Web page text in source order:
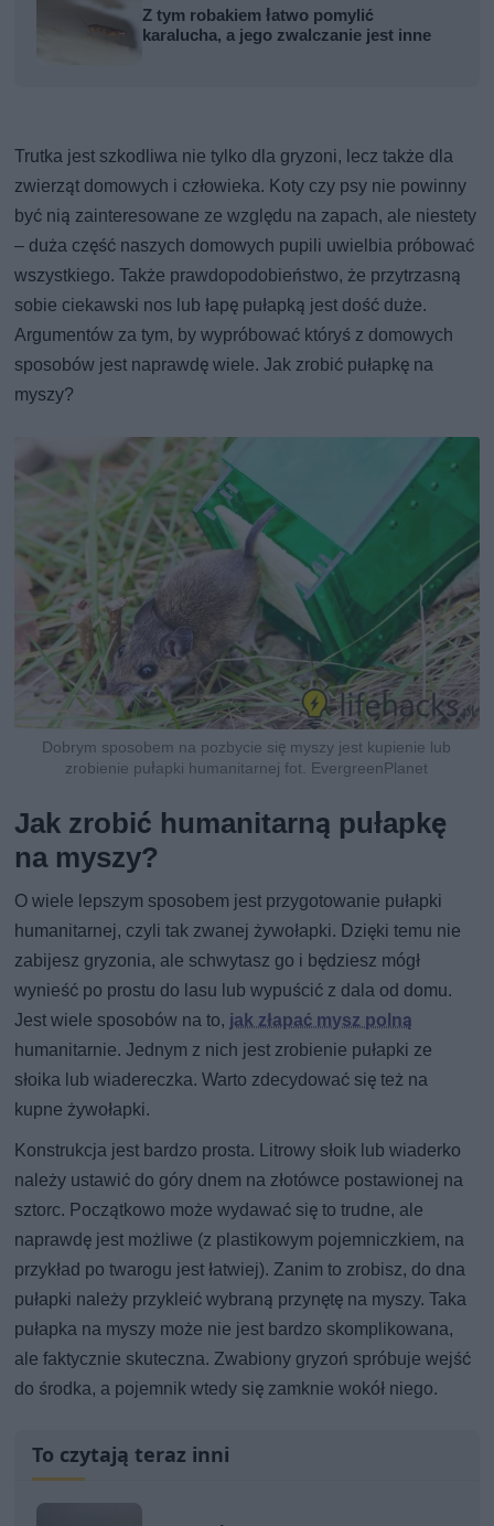
Z tym robakiem łatwo pomylić
karalucha, a jego zwalczanie jest inne
Trutka jest szkodliwa nie tylko dla gryzoni, lecz także dla
zwierząt domowych i człowieka. Koty czy psy nie powinny
być nią zainteresowane ze względu na zapach, ale niestety
– duża część naszych domowych pupili uwielbia próbować
wszystkiego. Także prawdopodobieństwo, że przytrzasną
sobie ciekawski nos lub łapę pułapką jest dość duże.
Argumentów za tym, by wypróbować któryś z domowych
sposobów jest naprawdę wiele. Jak zrobić pułapkę na
myszy?
Dobrym sposobem na pozbycie się myszy jest kupienie lub
zrobienie pułapki humanitarnej fot. EvergreenPlanet
Jak zrobić humanitarną pułapkę
na myszy?
O wiele lepszym sposobem jest przygotowanie pułapki
humanitarnej, czyli tak zwanej żywołapki. Dzięki temu nie
zabijesz gryzonia, ale schwytasz go i będziesz mógł
wynieść po prostu do lasu lub wypuścić z dala od domu.
Jest wiele sposobów na to, jak złapać mysz polną
humanitarnie. Jednym z nich jest zrobienie pułapki ze
słoika lub wiadereczka. Warto zdecydować się też na
kupne żywołapki.
Konstrukcja jest bardzo prosta. Litrowy słoik lub wiaderko
należy ustawić do góry dnem na złotówce postawionej na
sztorc. Początkowo może wydawać się to trudne, ale
naprawdę jest możliwe (z plastikowym pojemniczkiem, na
przykład po twarogu jest łatwiej). Zanim to zrobisz, do dna
pułapki należy przykleić wybraną przynętę na myszy. Taka
pułapka na myszy może nie jest bardzo skomplikowana,
ale faktycznie skuteczna. Zwabiony gryzoń spróbuje wejść
do środka, a pojemnik wtedy się zamknie wokół niego.
To czytają teraz inni